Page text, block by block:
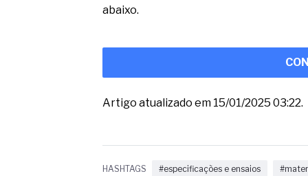
abaixo.
Artigo atualizado em 15/01/2025 03:22.
HASHTAGS #especificações e ensaios